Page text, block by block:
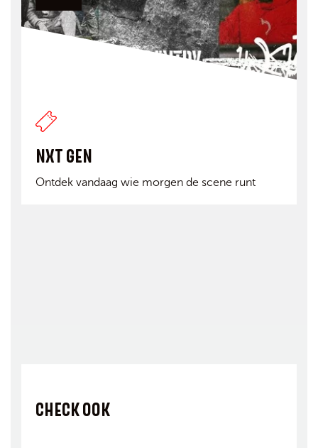
NXT GEN
Ontdek vandaag wie morgen de scene runt
CHECK OOK